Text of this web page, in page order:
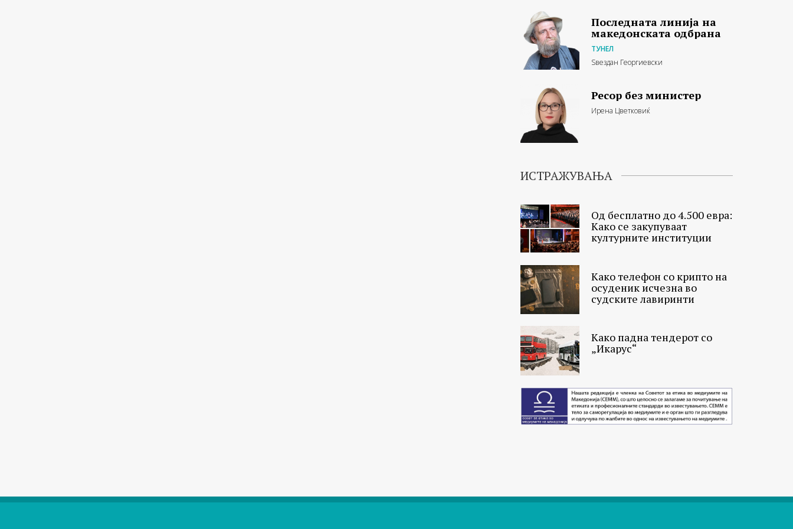
Последната линија на
македонската одбрана
ТУНЕЛ
Ѕвездан Георгиевски
Ресор без министер
Ирена Цветковиќ
ИСТРАЖУВАЊА
Од бесплатно до 4.500 евра:
Како се закупуваат
културните институции
Како телефон со крипто на
осуденик исчезна во
судските лавиринти
Како падна тендерот со
„Икарус“